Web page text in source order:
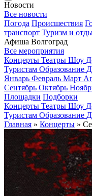
Новости
Все новости
Погода Происшествия
транспорт Туризм и
Афиша Волгоград
Все мероприятия
Концерты Театры Шоу
Туристам Образование
Январь Февраль Март
Сентябрь Октябрь
Площадки Подборки
Концерты Театры Шоу
Туристам Образование
Главная » Концерты »